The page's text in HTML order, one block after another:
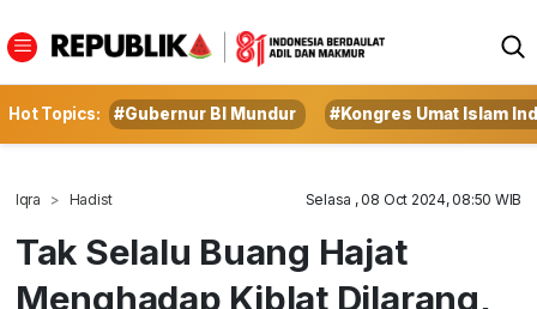
Hot Topics: #Gubernur BI Mundur #Kongres Umat Islam
Iqra Hadist Selasa , 08 Oct 2024, 08:50 WIB
Tak Selalu Buang Hajat
Menghadap Kiblat Dilarang,